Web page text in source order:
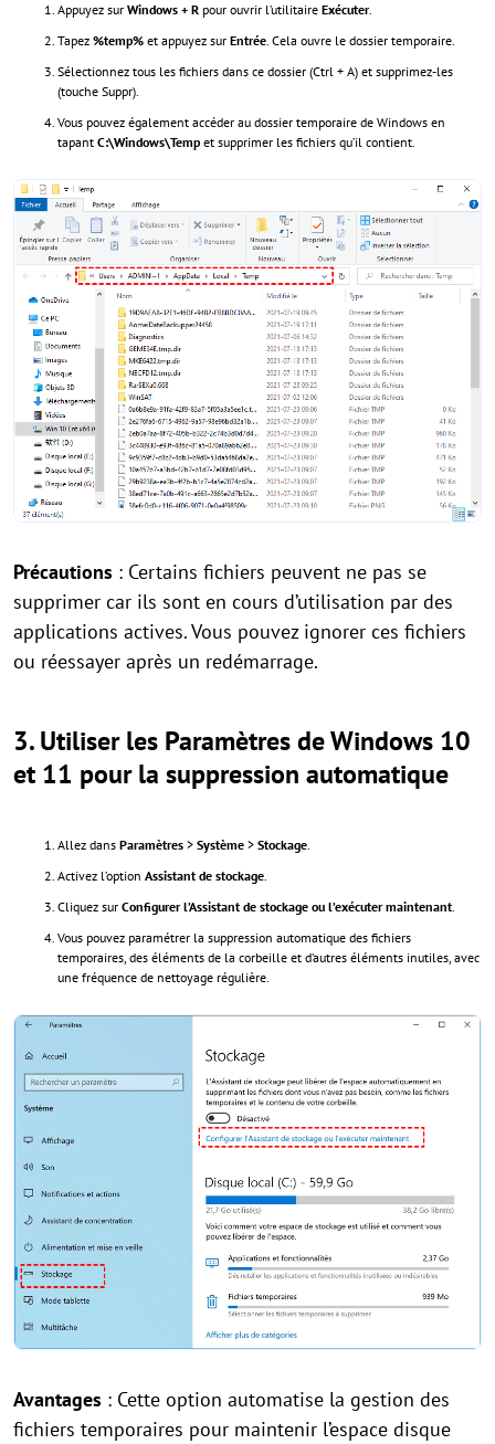
Appuyez sur Windows + R pour ouvrir l’utilitaire Exécuter.
Tapez %temp% et appuyez sur Entrée. Cela ouvre le dossier temporaire.
Sélectionnez tous les fichiers dans ce dossier (Ctrl + A) et supprimez-les
(touche Suppr).
Vous pouvez également accéder au dossier temporaire de Windows en
tapant C:\Windows\Temp et supprimer les fichiers qu’il contient.
Précautions : Certains fichiers peuvent ne pas se
supprimer car ils sont en cours d’utilisation par des
applications actives. Vous pouvez ignorer ces fichiers
ou réessayer après un redémarrage.
3.Utiliser les Paramètres de Windows 10
et 11 pour la suppression automatique
Allez dans Paramètres > Système > Stockage.
Activez l’option Assistant de stockage.
Cliquez sur Configurer l’Assistant de stockage ou l’exécuter maintenant.
Vous pouvez paramétrer la suppression automatique des fichiers
temporaires, des éléments de la corbeille et d’autres éléments inutiles, avec
une fréquence de nettoyage régulière.
Avantages : Cette option automatise la gestion des
fichiers temporaires pour maintenir l’espace disque